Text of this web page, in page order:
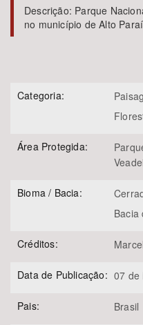
Subtema
Descrição: Parque
no município de Alto
Categoria:
Área Protegida:
Bioma / Bacia:
Bacia
Créditos:
Data de Publicação: 07 de
Pais: Brasil